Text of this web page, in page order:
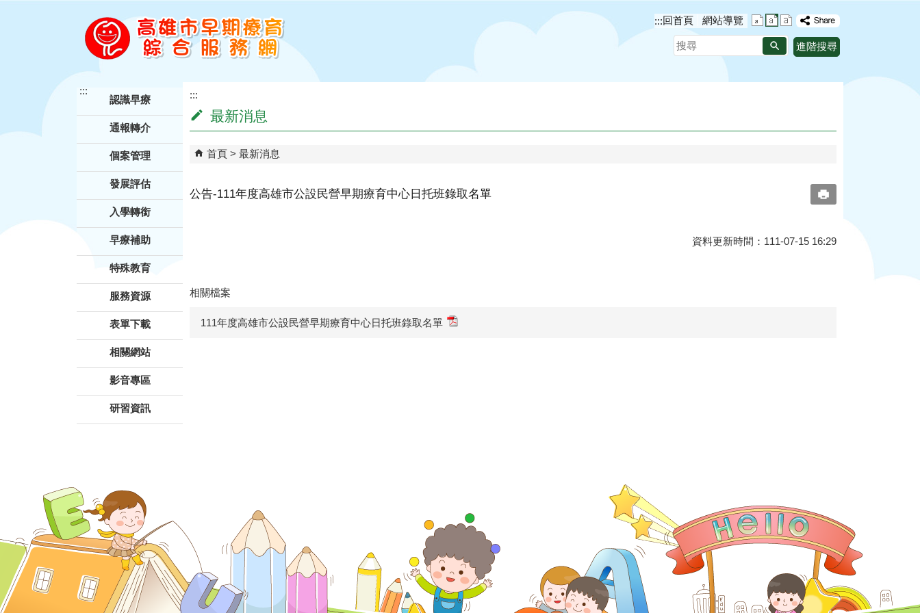
:::回首頁
網站導覽
搜
尋
進階搜尋
:::
認識早療
通報轉介
個案管理
發展評估
入學轉銜
早療補助
特殊教育
服務資源
表單下載
相關網站
影音專區
研習資訊
:::
最新消息
首頁 最新消息
公告-111年度高雄市公設民營早期療育中心日托班錄取名單
資料更新時間：111-07-15 16:29
相關檔案
111年度高雄市公設民營早期療育中心日托班錄取名單